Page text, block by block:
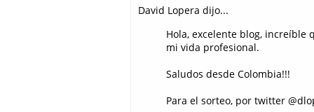
David Lopera dijo...
Hola, excelente blog, increíble
mi vida profesional.
Saludos desde Colombia!!!
Para el sorteo, por twitter